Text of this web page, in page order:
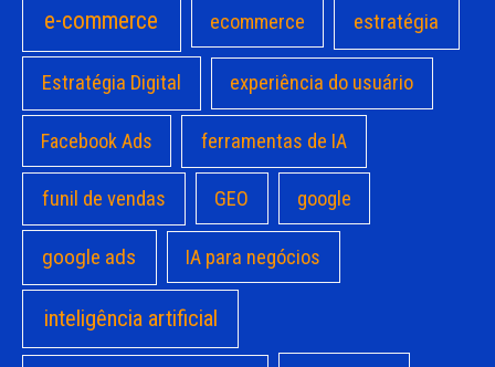
e-commerce ecommerce estratégia
Estratégia Digital experiência do usuário
Facebook Ads ferramentas de IA
funil de vendas GEO google
google ads IA para negócios
inteligência artificial